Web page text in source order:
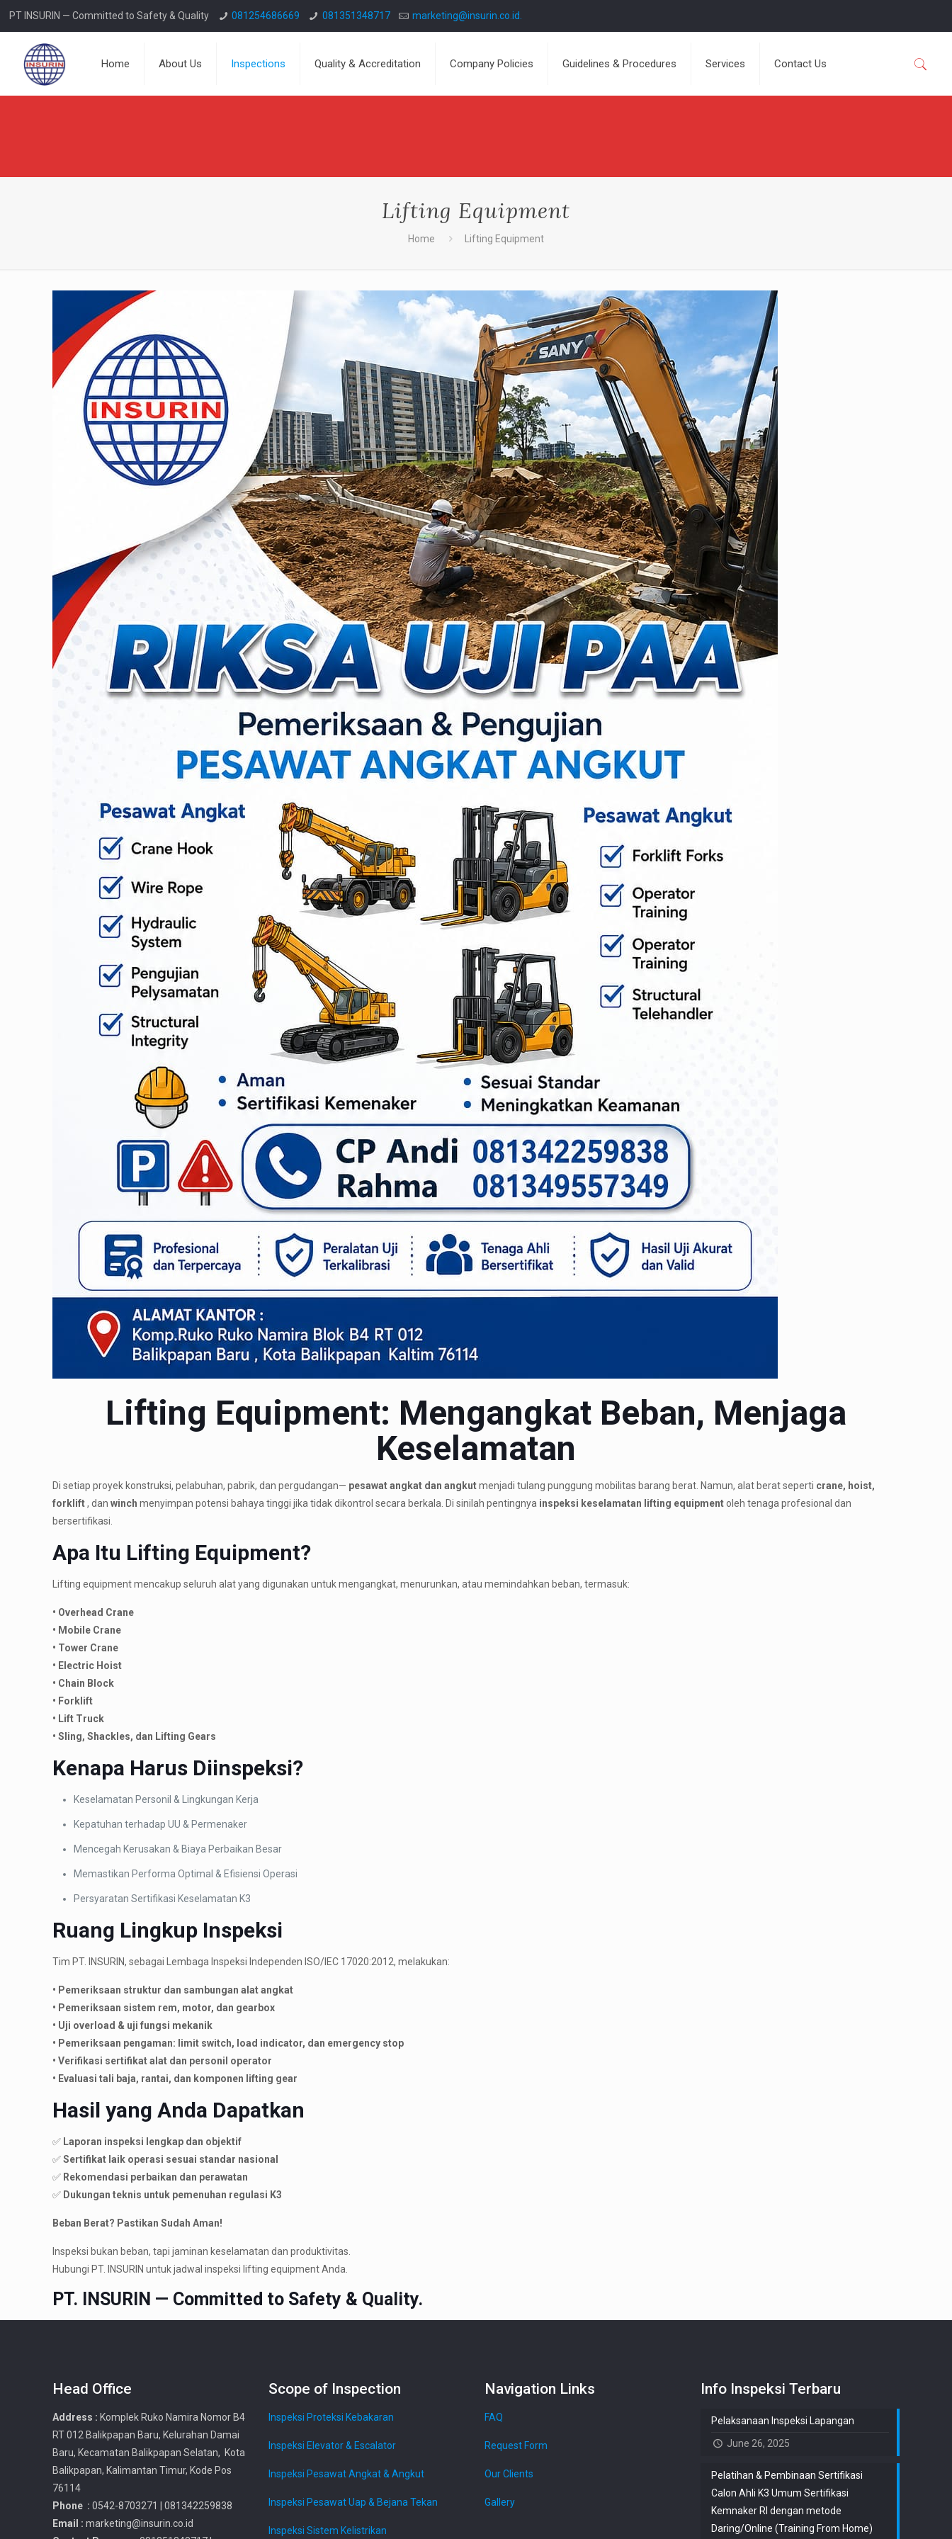
PT INSURIN — Committed to Safety & Quality 081254686669 081351348717 marketing@insurin.co.id.
Home About Us Inspections Quality & Accreditation Company Policies Guidelines & Procedures Services Contact Us
Lifting Equipment
Home Lifting Equipment
Lifting Equipment: Mengangkat Beban, Menjaga
Keselamatan
Di setiap proyek konstruksi, pelabuhan, pabrik, dan pergudangan— pesawat angkat dan angkutmenjadi tulang punggung mobilitas barang berat. Namun, alat berat seperti crane, hoist,
forklift, danwinchmenyimpan potensi bahaya tinggi jika tidak dikontrol secara berkala. Di sinilah pentingnya inspeksi keselamatan lifting equipmentoleh tenaga profesional dan
bersertifikasi.
Apa Itu Lifting Equipment?
Lifting equipment mencakup seluruh alat yang digunakan untuk mengangkat, menurunkan, atau memindahkan beban, termasuk:
• Overhead Crane
• Mobile Crane
• Tower Crane
• Electric Hoist
• Chain Block
• Forklift
• Lift Truck
• Sling, Shackles, dan Lifting Gears
Kenapa Harus Diinspeksi?
Keselamatan Personil & Lingkungan Kerja
Kepatuhan terhadap UU & Permenaker
Mencegah Kerusakan & Biaya Perbaikan Besar
Memastikan Performa Optimal & Efisiensi Operasi
Persyaratan Sertifikasi Keselamatan K3
Ruang Lingkup Inspeksi
Tim PT. INSURIN, sebagai Lembaga Inspeksi Independen ISO/IEC 17020:2012, melakukan:
• Pemeriksaan struktur dan sambungan alat angkat
• Pemeriksaan sistem rem, motor, dan gearbox
• Uji overload & uji fungsi mekanik
• Pemeriksaan pengaman: limit switch, load indicator, dan emergency stop
• Verifikasi sertifikat alat dan personil operator
• Evaluasi tali baja, rantai, dan komponen lifting gear
Hasil yang Anda Dapatkan
✅ Laporan inspeksi lengkap dan objektif
✅Sertifikat laik operasi sesuai standar nasional
✅ Rekomendasi perbaikan dan perawatan
✅ Dukungan teknis untuk pemenuhan regulasi K3
Beban Berat? Pastikan Sudah Aman!
Inspeksi bukan beban, tapi jaminan keselamatan dan produktivitas.
Hubungi PT. INSURIN untuk jadwal inspeksi lifting equipment Anda.
PT. INSURIN — Committed to Safety & Quality.
Head Office
Address : Komplek Ruko Namira Nomor B4
RT 012 Balikpapan Baru, Kelurahan Damai
Baru, Kecamatan Balikpapan Selatan, Kota
Balikpapan, Kalimantan Timur, Kode Pos
76114
Phone : 0542-8703271 | 081342259838
Email : marketing@insurin.co.id
Scope of Inspection
Inspeksi Proteksi Kebakaran
Inspeksi Elevator & Escalator
Inspeksi Pesawat Angkat & Angkut
Inspeksi Pesawat Uap & Bejana Tekan
Inspeksi Sistem Kelistrikan
Navigation Links
FAQ
Request Form
Our Clients
Gallery
Info Inspeksi Terbaru
Pelaksanaan Inspeksi Lapangan
June 26, 2025
Pelatihan & Pembinaan Sertifikasi
Calon Ahli K3 Umum Sertifikasi
Kemnaker RI dengan metode
Daring/Online (Training From Home)